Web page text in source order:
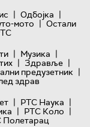
| Одбојка |
мото | Остали
| Музика |
| Здравље |
предузетник |
здрав
| РТС Наука |
| РТС Коло |
Полетарац